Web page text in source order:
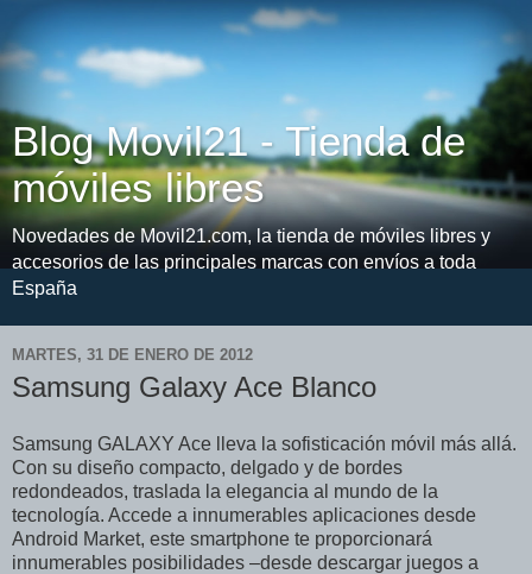
Blog Movil21 - Tienda de
móviles libres
Novedades de Movil21.com, la tienda de móviles libres y
accesorios de las principales marcas con envíos a toda
España
MARTES, 31 DE ENERO DE 2012
Samsung Galaxy Ace Blanco
Samsung GALAXY Ace lleva la sofisticación móvil más allá.
Con su diseño compacto, delgado y de bordes
redondeados, traslada la elegancia al mundo de la
tecnología. Accede a innumerables aplicaciones desde
Android Market, este smartphone te proporcionará
innumerables posibilidades –desde descargar juegos a